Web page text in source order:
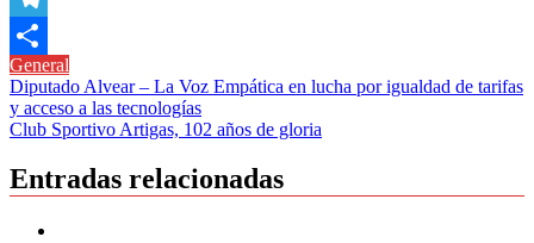
Link
Telegram
Compartir
General
Navegación
de
Diputado Alvear – La Voz Empática en lucha por igualdad de tarifas
y acceso a las tecnologías
Club Sportivo Artigas, 102 años de gloria
Entradas relacionadas